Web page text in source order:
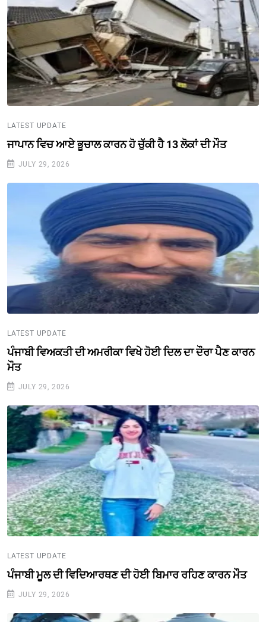
LATEST UPDATE
ਜਾਪਾਨ ਵਿਚ ਆਏ ਭੂਚਾਲ ਕਾਰਨ ਹੋ ਚੁੱਕੀ ਹੈ 13 ਲੋਕਾਂ ਦੀ ਮੌਤ
JULY 29, 2026
LATEST UPDATE
ਪੰਜਾਬੀ ਵਿਅਕਤੀ ਦੀ ਅਮਰੀਕਾ ਵਿਖੇ ਹੋਈ ਦਿਲ ਦਾ ਦੌਰਾ ਪੈਣ ਕਾਰਨ
ਮੌਤ
JULY 29, 2026
LATEST UPDATE
ਪੰਜਾਬੀ ਮੂਲ ਦੀ ਵਿਦਿਆਰਥਣ ਦੀ ਹੋਈ ਬਿਮਾਰ ਰਹਿਣ ਕਾਰਨ ਮੌਤ
JULY 29, 2026